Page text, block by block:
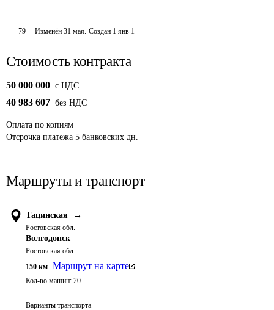
79 Изменён31 мая. Создан 1 янв 1
Стоимость контракта
50 000 000 c НДС
40 983 607 без НДС
Оплата по копиям
Отсрочка платежа 5 банковских дн.
Маршруты и транспорт
Тацинская →
Ростовская обл.
Волгодонск
Ростовская обл.
150 км Маршрут на карте
Кол-во машин: 20
Варианты транспорта